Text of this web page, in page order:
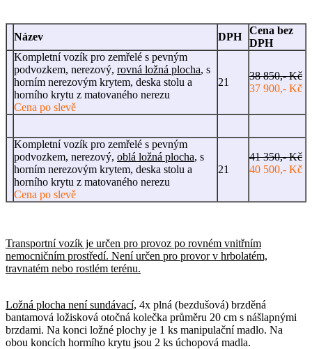
Název DPH
Cena bez
DPH
Kompletní vozík pro zemřelé s pevným
podvozkem, nerezový, rovná ložná plocha, s
horním nerezovým krytem, deska stolu a
horního krytu z matovaného nerezu
Cena po slevě
21
38 850,- Kč
37 900,- Kč
Kompletní vozík pro zemřelé s pevným
podvozkem, nerezový, oblá ložná plocha, s
horním nerezovým krytem, deska stolu a
horního krytu z matovaného nerezu
Cena po slevě
21
41 350,- Kč
40 500,- Kč
Transportní vozík je určen pro provoz po rovném vnitřním
nemocničním prostředí. Není určen pro provor v hrbolatém,
travnatém nebo rostlém terénu.
Ložná plocha není sundávací, 4x plná (bezdušová) brzděná
bantamová ložisková otočná kolečka průměru 20 cm s nášlapnými
brzdami. Na konci ložné plochy je 1 ks manipulační madlo. Na
obou koncích hormího krytu jsou 2 ks úchopová madla.